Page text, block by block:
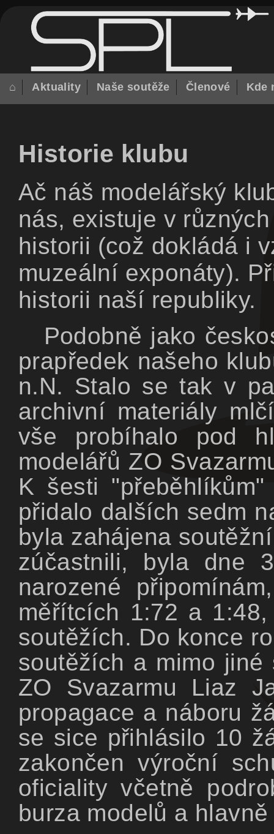
⌂ Aktuality Naše soutěže Členové Kde
Historie klubu
Ač náš modelářský
nás, existuje v
historii (což dokládá i
muzeální exponáty).
historii naší republiky.
Podobně jako
prapředek našeho
n.N. Stalo se tak v
archivní materiály
vše probíhalo pod
modelářů ZO
K šesti
přidalo dalších sedm
byla zahájena
zúčastnili, byla dne
narozené
měřítcích 1:72 a
soutěžích. Do konce
soutěžích a mimo
ZO Svazarmu Liaz
propagace a náboru
se sice přihlásilo 10
zakončen výroční
oficiality včetně
burza modelů a